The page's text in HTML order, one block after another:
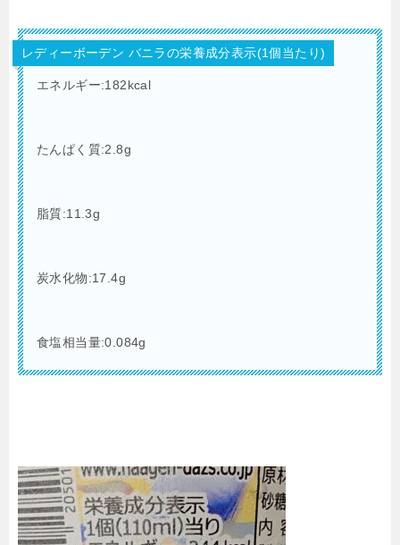
レディーボーデン バニラの栄養成分表示(1個当たり)
エネルギー:182kcal
たんぱく質:2.8g
脂質:11.3g
炭水化物:17.4g
食塩相当量:0.084g